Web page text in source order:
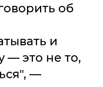
об
и
— это не то,
—